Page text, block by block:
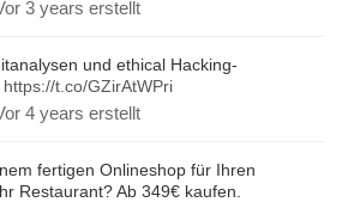
3 years erstellt
und ethical Hacking-
https://t.co/GZirAtWPri
4 years erstellt
fertigen Onlineshop für Ihren
Restaurant? Ab 349€ kaufen.